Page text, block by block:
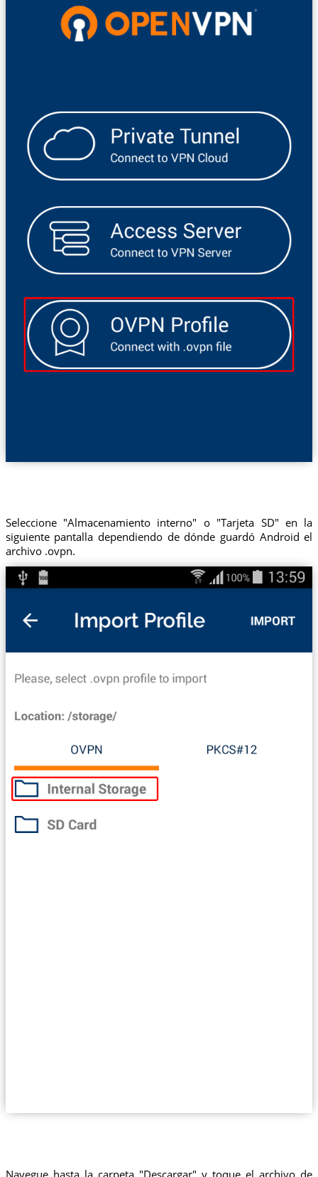
Seleccione "Almacenamiento interno" o "Tarjeta SD" en la
siguiente pantalla dependiendo de dónde guardó Android el
archivo .ovpn.
Navegue hasta la carpeta "Descargar" y toque el archivo de